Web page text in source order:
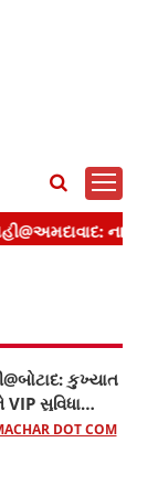
કુખ્યાત
સુવિધા
કોન્સ્ટેબલDOT COM